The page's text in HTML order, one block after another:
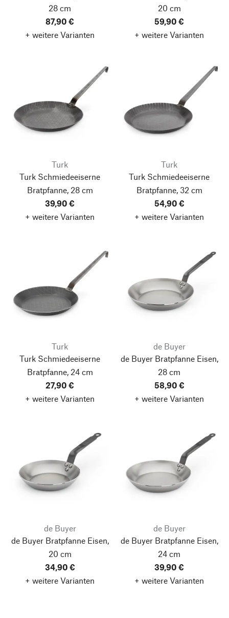
28 cm
87,90 €
+ weitere Varianten
20 cm
59,90 €
+ weitere Varianten
Turk
Turk Schmiedeeiserne
Bratpfanne, 28 cm
39,90 €
+ weitere Varianten
Turk
Turk Schmiedeeiserne
Bratpfanne, 32 cm
54,90 €
+ weitere Varianten
Turk
Turk Schmiedeeiserne
Bratpfanne, 24 cm
27,90 €
+ weitere Varianten
de Buyer
de Buyer Bratpfanne Eisen,
28 cm
58,90 €
+ weitere Varianten
de Buyer
de Buyer Bratpfanne Eisen,
20 cm
34,90 €
+ weitere Varianten
de Buyer
de Buyer Bratpfanne Eisen,
24 cm
39,90 €
+ weitere Varianten